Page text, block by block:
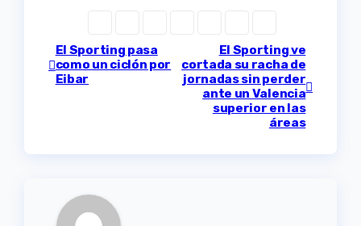
Navegación
de
El Sporting ve
cortada su racha de
jornadas sin perder
ante un Valencia
superior en las
áreas
El Sporting pasa
como un ciclón por
Eibar